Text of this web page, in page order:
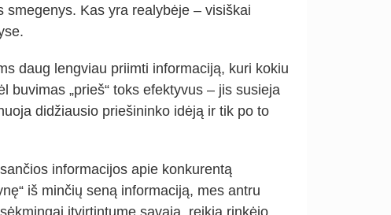
Kas yra realybėje – visiškai
daug lengviau priimti informaciją, kuri kokiu
buvimas „prieš“ toks efektyvus – jis susieja
didžiausio priešininko idėją ir tik po to
informacijos apie konkurentą
iš minčių seną informaciją, mes antru
įtvirtintume savąją, reikia rinkėjo